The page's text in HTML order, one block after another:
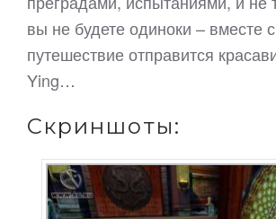
вы не будете одиноки – вместе
путешествие отправится
Ying…
Скриншоты: